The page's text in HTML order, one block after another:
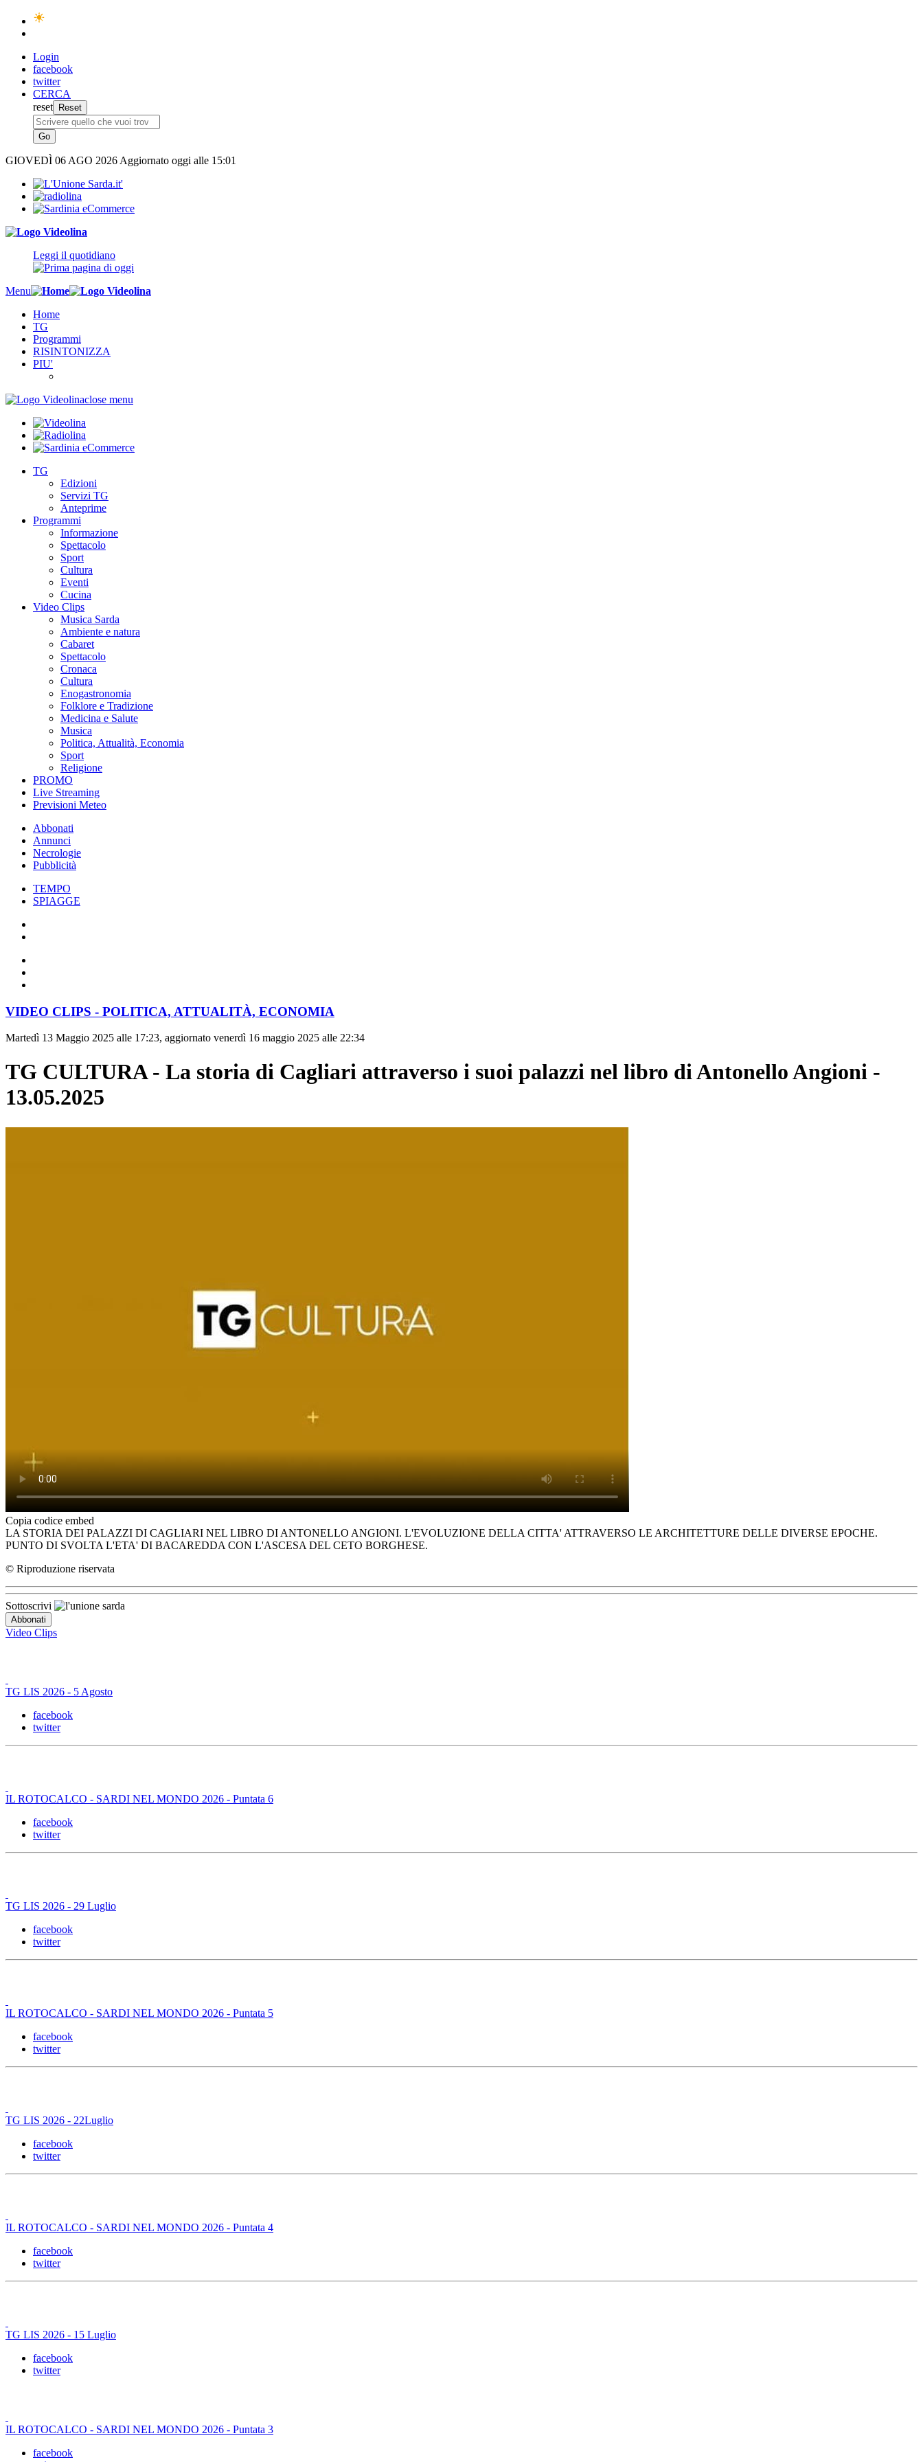
Login
facebook
twitter
CERCA
reset
GIOVEDÌ 06 AGO 2026 Aggiornato oggi alle 15:01
Leggi il quotidiano
Menu
Home
TG
Programmi
RISINTONIZZA
PIU'
close menu
TG
Edizioni
Servizi TG
Anteprime
Programmi
Informazione
Spettacolo
Sport
Cultura
Eventi
Cucina
Video Clips
Musica Sarda
Ambiente e natura
Cabaret
Spettacolo
Cronaca
Cultura
Enogastronomia
Folklore e Tradizione
Medicina e Salute
Musica
Politica, Attualità, Economia
Sport
Religione
PROMO
Live Streaming
Previsioni Meteo
Abbonati
Annunci
Necrologie
Pubblicità
TEMPO
SPIAGGE
VIDEO CLIPS - POLITICA, ATTUALITÀ, ECONOMIA
Martedì 13 Maggio 2025 alle 17:23, aggiornato venerdì 16 maggio 2025 alle 22:34
TG CULTURA - La storia di Cagliari attraverso i suoi palazzi nel libro di Antonello Angioni -
13.05.2025
Copia codice embed
LA STORIA DEI PALAZZI DI CAGLIARI NEL LIBRO DI ANTONELLO ANGIONI. L'EVOLUZIONE DELLA CITTA' ATTRAVERSO LE ARCHITETTURE DELLE DIVERSE EPOCHE.
PUNTO DI SVOLTA L'ETA' DI BACAREDDA CON L'ASCESA DEL CETO BORGHESE.
© Riproduzione riservata
Sottoscrivi
Video Clips
TG LIS 2026 - 5 Agosto
facebook
twitter
IL ROTOCALCO - SARDI NEL MONDO 2026 - Puntata 6
facebook
twitter
TG LIS 2026 - 29 Luglio
facebook
twitter
IL ROTOCALCO - SARDI NEL MONDO 2026 - Puntata 5
facebook
twitter
TG LIS 2026 - 22Luglio
facebook
twitter
IL ROTOCALCO - SARDI NEL MONDO 2026 - Puntata 4
facebook
twitter
TG LIS 2026 - 15 Luglio
facebook
twitter
IL ROTOCALCO - SARDI NEL MONDO 2026 - Puntata 3
facebook